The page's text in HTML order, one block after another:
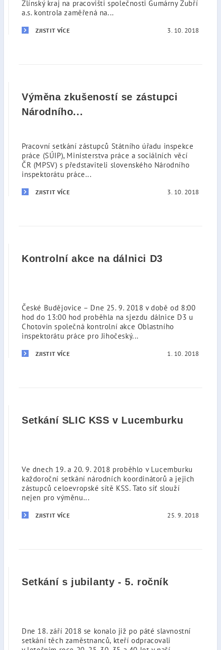
Zlínský kraj na pracovišti společnosti Gumárny Zubří
a.s. kontrola zaměřená na...
ZJISTIT VÍCE 3. 10. 2018
Výměna zkušeností se zástupci
Národního...
Pracovní setkání zástupců Státního úřadu inspekce
práce (SÚIP), Ministerstva práce a sociálních věcí
ČR (MPSV) s představiteli slovenského Národního
inspektorátu práce...
ZJISTIT VÍCE 3. 10. 2018
Kontrolní akce na dálnici D3
České Budějovice – Dne 25. 9. 2018 v době od 8:00
hod do 13:00 hod proběhla na sjezdu dálnice D3 u
Chotovin společná kontrolní akce Oblastního
inspektorátu práce pro Jihočeský...
ZJISTIT VÍCE 1. 10. 2018
Setkání SLIC KSS v Lucemburku
Ve dnech 19. a 20. 9. 2018 proběhlo v Lucemburku
každoroční setkání národních koordinátorů a jejich
zástupců celoevropské sítě KSS. Tato síť slouží
nejen pro výměnu...
ZJISTIT VÍCE 25. 9. 2018
Setkání s jubilanty - 5. ročník
Dne 18. září 2018 se konalo již po páté slavnostní
setkání těch zaměstnanců, kteří odpracovali